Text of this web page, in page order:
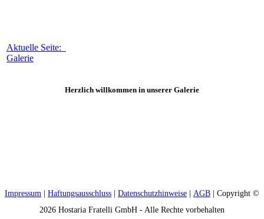
Aktuelle Seite:
Galerie
Herzlich willkommen in unserer Galerie
Impressum Haftungsausschluss Datenschutzhinweise AGB | Copyright ©
2026 Hostaria Fratelli GmbH - Alle Rechte vorbehalten